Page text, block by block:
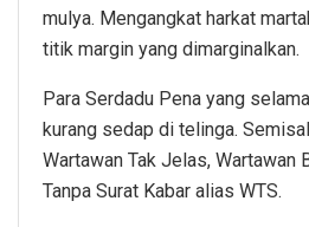
mulya. Mengangkat harkat
titik margin yang dimarginalkan.
Para Serdadu Pena yang
kurang sedap di telinga.
Wartawan Tak Jelas, Wartawan
Tanpa Surat Kabar alias WTS.